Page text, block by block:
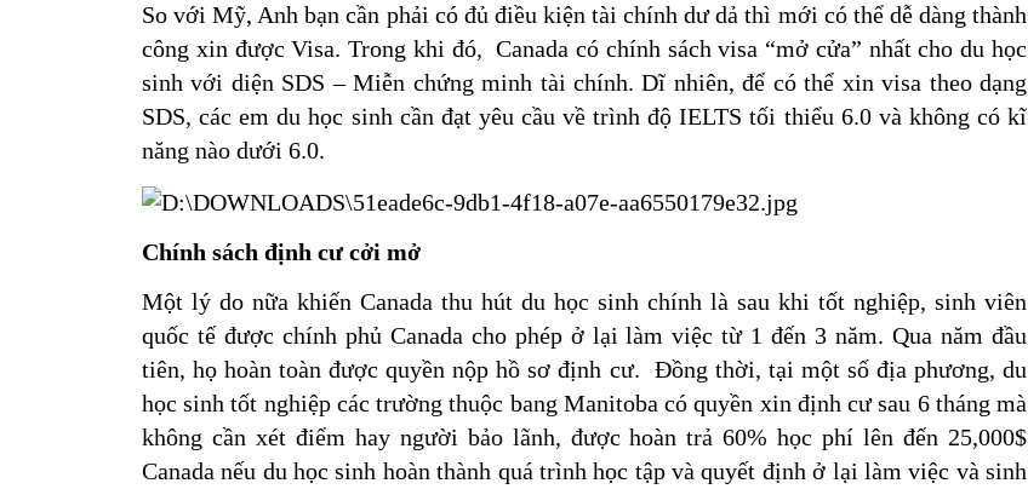
So với Mỹ, Anh bạn cần phải có đủ điều kiện tài chính dư dả thì mới có thể dễ dàng thành
công xin được Visa. Trong khi đó,  Canada có chính sách visa “mở cửa” nhất cho du học
sinh với diện SDS – Miễn chứng minh tài chính. Dĩ nhiên, để có thể xin visa theo dạng
SDS, các em du học sinh cần đạt yêu cầu về trình độ IELTS tối thiểu 6.0 và không có kĩ
năng nào dưới 6.0.
Chính sách định cư cởi mở
Một lý do nữa khiến Canada thu hút du học sinh chính là sau khi tốt nghiệp, sinh viên
quốc tế được chính phủ Canada cho phép ở lại làm việc từ 1 đến 3 năm. Qua năm đầu
tiên, họ hoàn toàn được quyền nộp hồ sơ định cư.  Đồng thời, tại một số địa phương, du
học sinh tốt nghiệp các trường thuộc bang Manitoba có quyền xin định cư sau 6 tháng mà
không cần xét điểm hay người bảo lãnh, được hoàn trả 60% học phí lên đến 25,000$
Canada nếu du học sinh hoàn thành quá trình học tập và quyết định ở lại làm việc và sinh